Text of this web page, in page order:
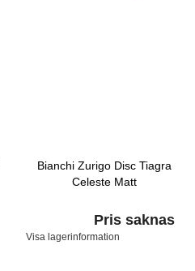
Bianchi Zurigo Disc Tiagra
Celeste Matt
Pris saknas
Visa lagerinformation